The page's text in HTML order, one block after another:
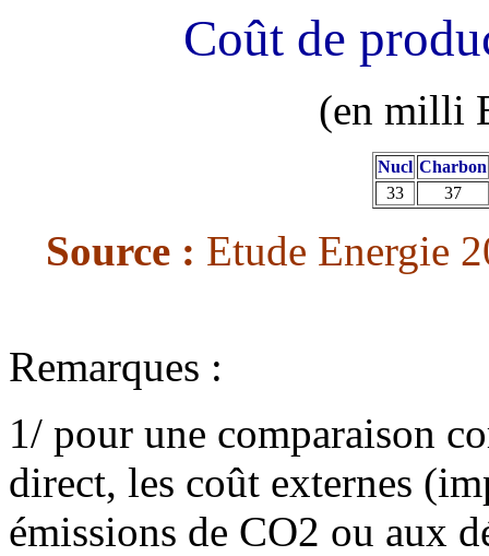
Coût de
(en milli
Nucl Charbon
33
37
Source : Etude Energie
Remarques :
1/ pour une comparaison
direct, les coût externes
émissions de CO2 ou aux